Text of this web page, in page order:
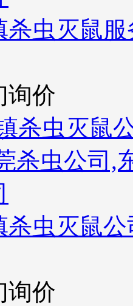
杀虫灭鼠
询价
杀虫灭鼠
询价